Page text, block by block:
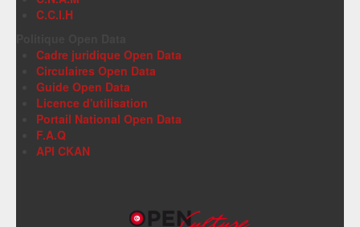
C.C.I.H
Cadre juridique Open Data
Circulaires Open Data
Guide Open Data
Licence d'utilisation
Portail National Open Data
F.A.Q
API CKAN